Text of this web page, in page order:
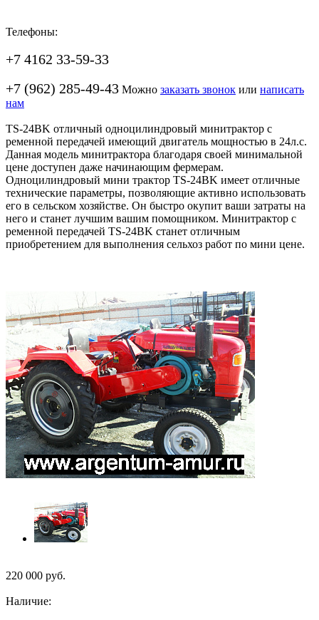
Телефоны:
+7 4162 33-59-33
+7 (962) 285-49-43 Можно заказать звонок или написать
нам
TS-24BK отличный одноцилиндровый минитрактор с
ременной передачей имеющий двигатель мощностью в 24л.с.
Данная модель минитрактора благодаря своей минимальной
цене доступен даже начинающим фермерам.
Одноцилиндровый мини трактор TS-24BK имеет отличные
технические параметры, позволяющие активно использовать
его в сельском хозяйстве. Он быстро окупит ваши затраты на
него и станет лучшим вашим помощником. Минитрактор с
ременной передачей TS-24BK станет отличным
приобретением для выполнения сельхоз работ по мини цене.
220 000 руб.
Наличие: